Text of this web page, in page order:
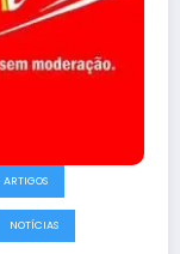
ARTIGOS
NOTÍCIAS